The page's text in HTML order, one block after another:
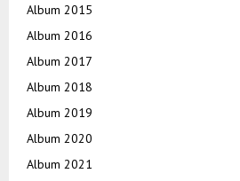
Album 2015
Album 2016
Album 2017
Album 2018
Album 2019
Album 2020
Album 2021